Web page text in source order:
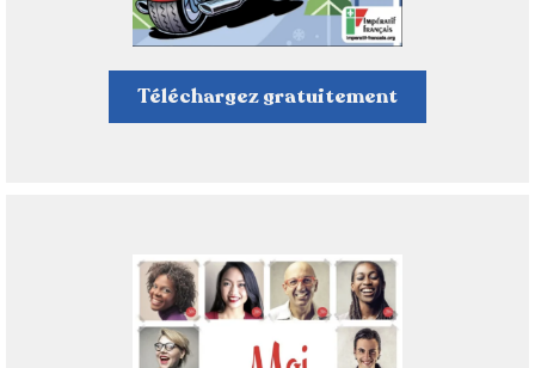
Téléchargez gratuitement